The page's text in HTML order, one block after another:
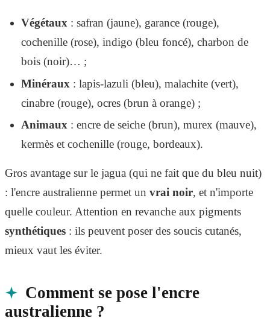
Végétaux : safran (jaune), garance (rouge),
cochenille (rose), indigo (bleu foncé), charbon de
bois (noir)… ;
Minéraux : lapis-lazuli (bleu), malachite (vert),
cinabre (rouge), ocres (brun à orange) ;
Animaux: encre de seiche (brun), murex (mauve),
kermès et cochenille (rouge, bordeaux).
Gros avantage sur le jagua (qui ne fait que du bleu nuit)
: l'encre australienne permet un vrai noir, et n'importe
quelle couleur. Attention en revanche aux pigments
synthétiques : ils peuvent poser des soucis cutanés,
mieux vaut les éviter.
Comment se pose l'encre
australienne ?